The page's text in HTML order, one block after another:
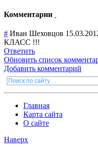
Комментарии
# Иван Шеховцов
КЛАСС !!!
Ответить
Обновить список
Добавить комментарий
Главная
Карта сайта
О сайте
Наверх